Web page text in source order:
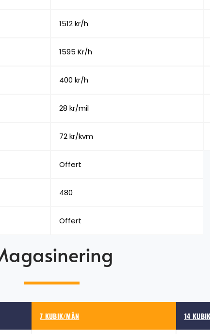
1512 kr/h
1595 Kr/h
400 kr/h
28 kr/mil
72 kr/kvm
Offert
480
Offert
7 KUBIK/MÅN 14